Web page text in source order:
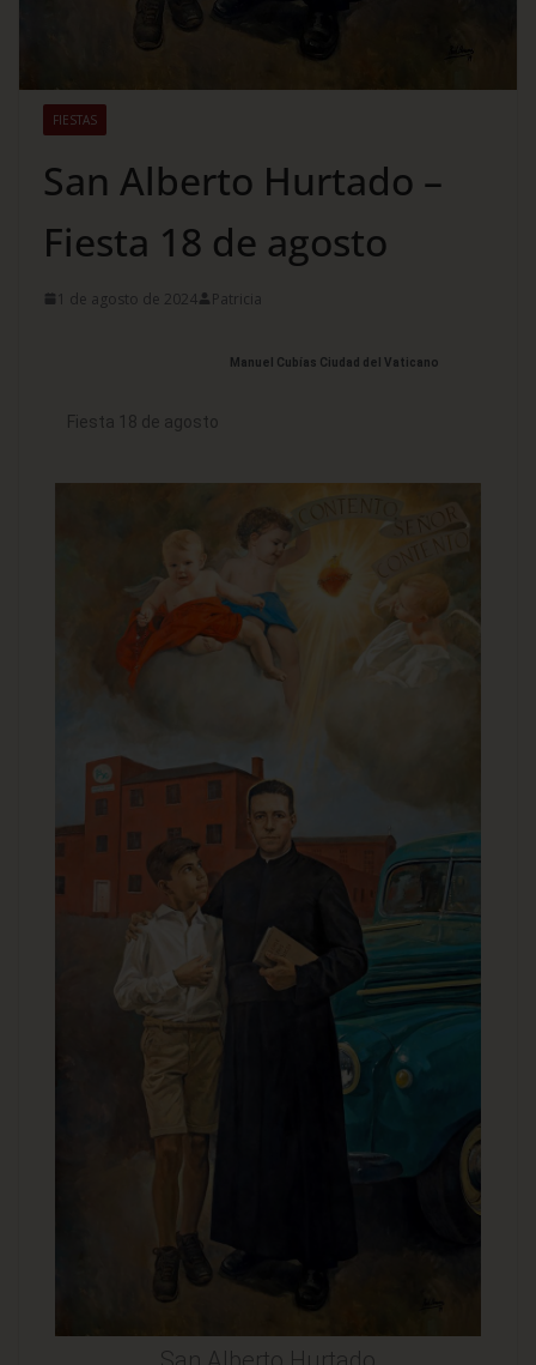
FIESTAS
San Alberto Hurtado –
Fiesta 18 de agosto
1 de agosto de 2024 Patricia
Manuel Cubías Ciudad del Vaticano
Fiesta 18 de agosto